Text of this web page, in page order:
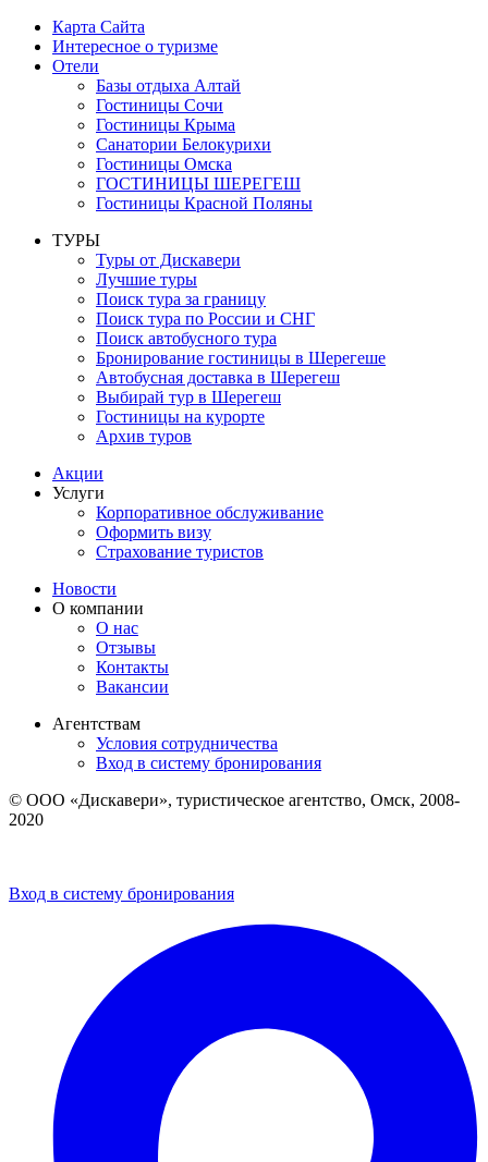
Карта Сайта
Интересное о туризме
Отели
Базы отдыха Алтай
Гостиницы Сочи
Гостиницы Крыма
Санатории Белокурихи
Гостиницы Омска
ГОСТИНИЦЫ ШЕРЕГЕШ
Гостиницы Красной Поляны
ТУРЫ
Туры от Дискавери
Лучшие туры
Поиск тура за границу
Поиск тура по России и СНГ
Поиск автобусного тура
Бронирование гостиницы в Шерегеше
Автобусная доставка в Шерегеш
Выбирай тур в Шерегеш
Гостиницы на курорте
Архив туров
Акции
Услуги
Корпоративное обслуживание
Оформить визу
Страхование туристов
Новости
О компании
О нас
Отзывы
Контакты
Вакансии
Агентствам
Условия сотрудничества
Вход в систему бронирования
© ООО «Дискавери», туристическое агентство, Омск, 2008-
2020
Вход в систему бронирования